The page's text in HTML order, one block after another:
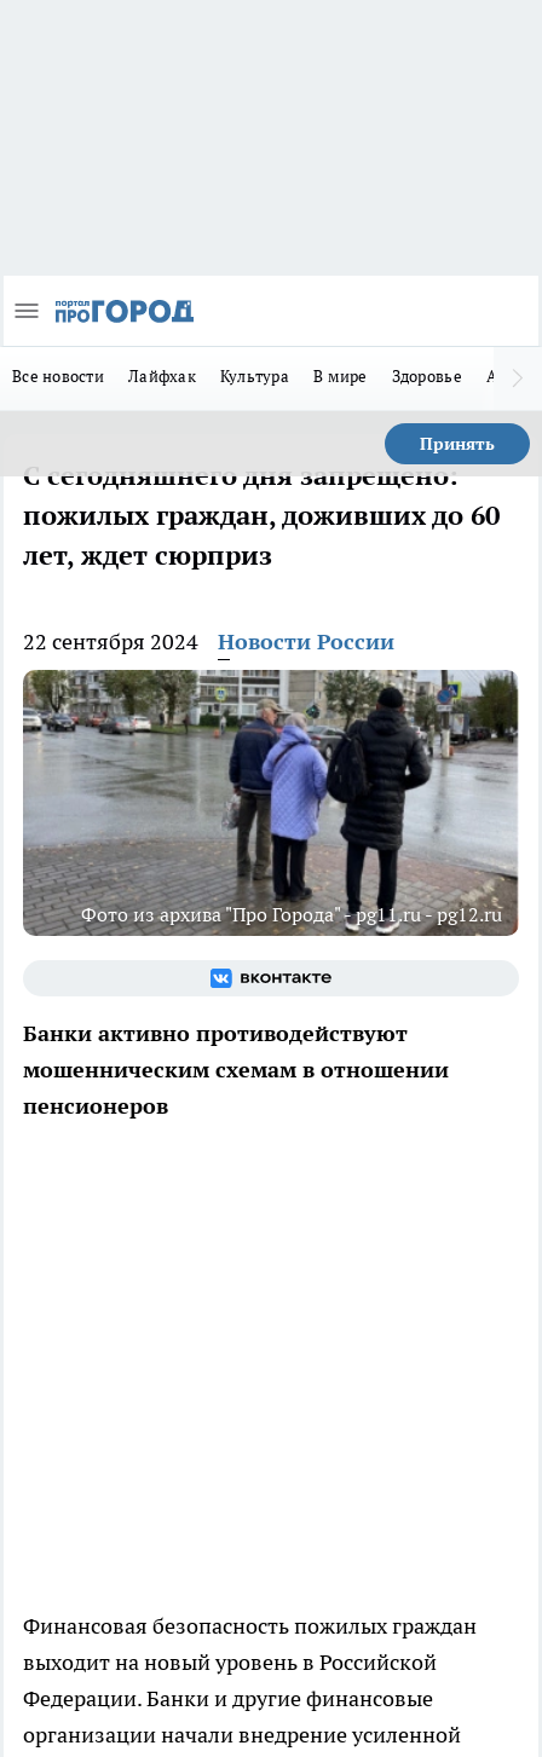
Все новости Лайфхак Культура В мире Здоровье Авто
Принять
С сегодняшнего дня запрещено:
пожилых граждан, доживших до 60
лет, ждет сюрприз
22 сентября 2024 Новости России
Фото из архива "Про Города" - pg11.ru - pg12.ru
Банки активно противодействуют
мошенническим схемам в отношении
пенсионеров
Финансовая безопасность пожилых граждан
выходит на новый уровень в Российской
Федерации. Банки и другие финансовые
организации начали внедрение усиленной